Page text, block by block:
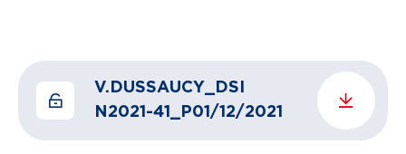
V.DUSSAUCY_DSI
N2021-41_P01/12/2021